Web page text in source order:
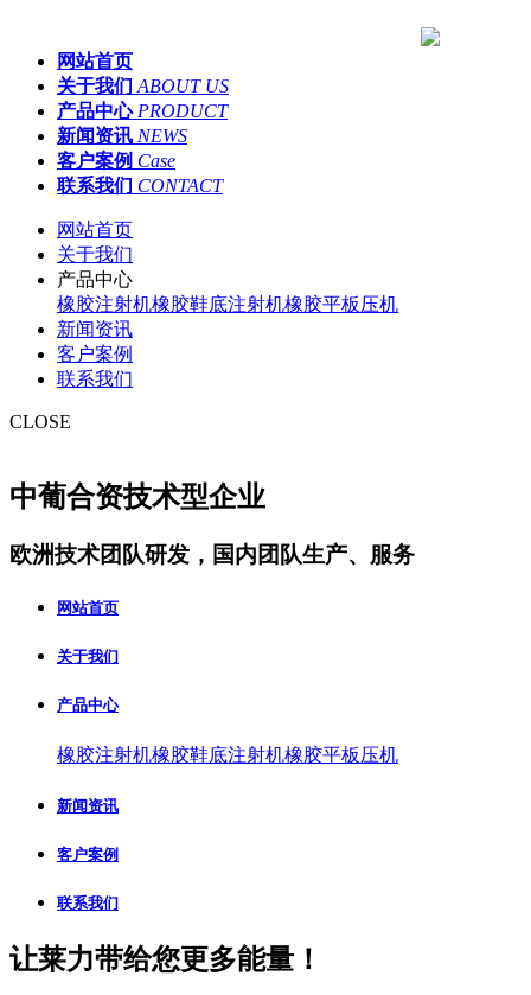
网站首页
关于我们 ABOUT US
产品中心 PRODUCT
新闻资讯 NEWS
客户案例 Case
联系我们 CONTACT
网站首页
关于我们
产品中心
橡胶注射机橡胶鞋底注射机橡胶平板压机
新闻资讯
客户案例
联系我们
CLOSE
中葡合资技术型企业
欧洲技术团队研发，国内团队生产、服务
网站首页
关于我们
产品中心
橡胶注射机橡胶鞋底注射机橡胶平板压机
新闻资讯
客户案例
联系我们
让莱力带给您更多能量！